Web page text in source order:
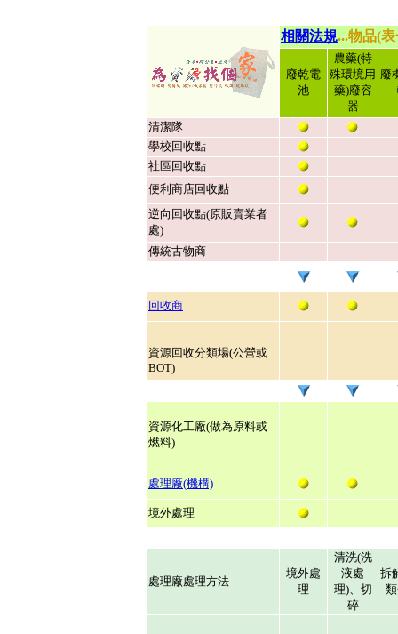
相關法規...物品(表
廢乾電
池
農藥(特
殊環境用
藥)廢容
器
廢
清潔隊
學校回收點
社區回收點
便利商店回收點
逆向回收點(原販賣業者
處)
傳統古物商
回收商
資源回收分類場(公營或
BOT)
資源化工廠(做為原料或
燃料)
處理廠(機構)
境外處理
處理廠處理方法
境外處
理
清洗(洗
液處
理)、 切
碎
拆